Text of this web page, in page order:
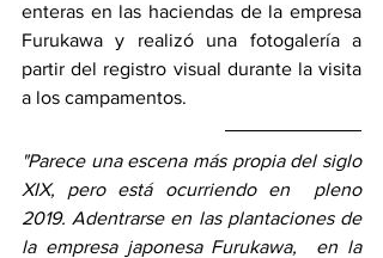
enteras en las haciendas de la empresa
Furukawa y realizó una fotogalería a
partir del registro visual durante la visita
a los campamentos.
"Parece una escena más propia del siglo
XIX, pero está ocurriendo en  pleno
2019. Adentrarse en las plantaciones de
la empresa japonesa Furukawa,  en la